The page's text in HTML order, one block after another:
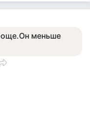
меньше